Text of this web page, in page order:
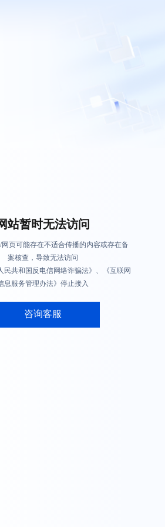
站暂时无法访问
页可能存在不适合传播的内容或存在备
案核查，导致无法访问
民共和国反电信网络诈骗法》、《互联网
息服务管理办法》停止接入
咨询客服